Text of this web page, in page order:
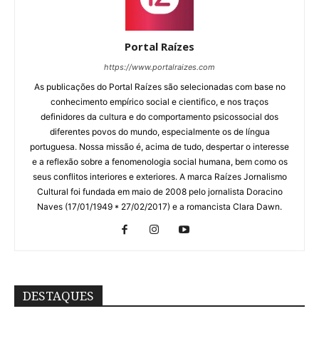
Portal Raízes
https://www.portalraizes.com
As publicações do Portal Raízes são selecionadas com base no
conhecimento empírico social e cientifico, e nos traços
definidores da cultura e do comportamento psicossocial dos
diferentes povos do mundo, especialmente os de língua
portuguesa. Nossa missão é, acima de tudo, despertar o interesse
e a reflexão sobre a fenomenologia social humana, bem como os
seus conflitos interiores e exteriores. A marca Raízes Jornalismo
Cultural foi fundada em maio de 2008 pelo jornalista Doracino
Naves (17/01/1949 * 27/02/2017) e a romancista Clara Dawn.
DESTAQUES